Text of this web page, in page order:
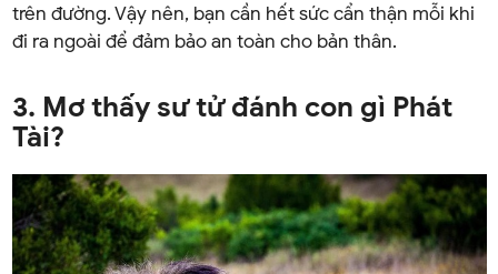
trên đường. Vậy nên, bạn cần hết sức cẩn thận mỗi khi
đi ra ngoài để đảm bảo an toàn cho bản thân.
3. Mơ thấy sư tử đánh con gì Phát
Tài?